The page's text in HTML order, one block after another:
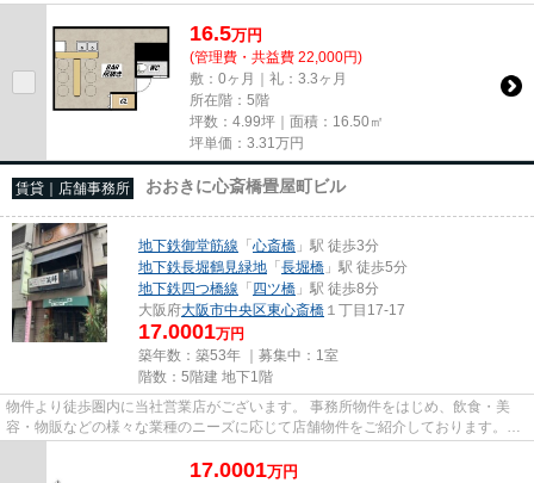
尚、弊社ではおとり広告は一切...
16.5万円
(管理費・共益費 22,000円)
敷：0ヶ月｜礼：3.3ヶ月
所在階：5階
坪数：4.99坪｜面積：16.50㎡
坪単価： 3.31 万円
賃貸｜店舗事務所 おおきに心斎橋畳屋町ビル
地下鉄御堂筋線 「心斎橋 」駅 徒歩3分
地下鉄長堀鶴見緑地 「長堀橋 」駅 徒歩5分
地下鉄四つ橋線 「四ツ橋 」駅 徒歩8分
大阪府大阪市中央区東心斎橋 １丁目17-17
17.0001万円
築年数：築53年 ｜募集中： 1室
階数：5階建 地下1階
物件より徒歩圏内に当社営業店がございます。 事務所物件をはじめ、飲食・美
容・物販などの様々な業種のニーズに応じて店舗物件をご紹介しております。
尚、弊社ではおとり広告は一切...
17.0001万円